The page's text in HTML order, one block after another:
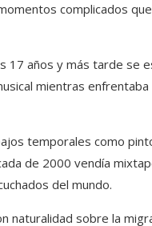
complicados
17 años y más tarde se
mientras
temporales como
de 2000 vendía
del mundo.
naturalidad sobre la